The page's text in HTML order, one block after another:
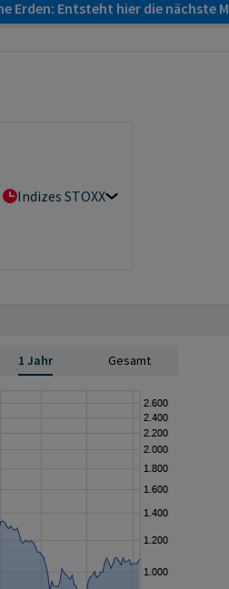
Erden: Entsteht hier die nächste
Indizes STOXX
1 Jahr Gesamt